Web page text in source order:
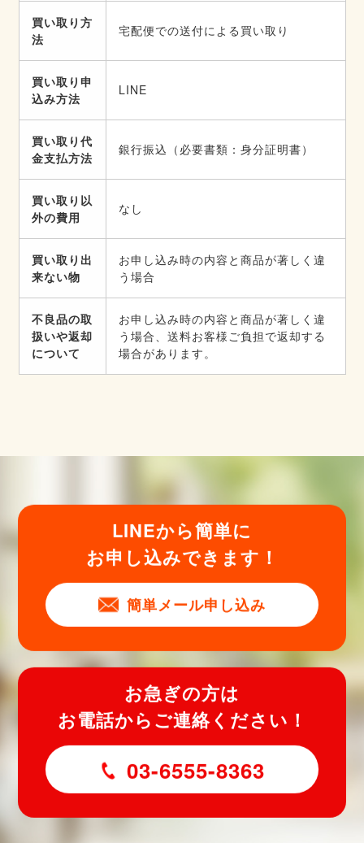
買い取り方
法
宅配便での送付による買い取り
買い取り申
込み方法
LINE
買い取り代
金支払方法
銀行振込（必要書類：身分証明書）
買い取り以
外の費用
なし
買い取り出
来ない物
お申し込み時の内容と商品が著しく違
う場合
不良品の取
扱いや返却
について
お申し込み時の内容と商品が著しく違
う場合、送料お客様ご負担で返却する
場合があります。
LINEから簡単に
お申し込みできます！
簡単メール申し込み
お急ぎの方は
お電話からご連絡ください！
03-6555-8363